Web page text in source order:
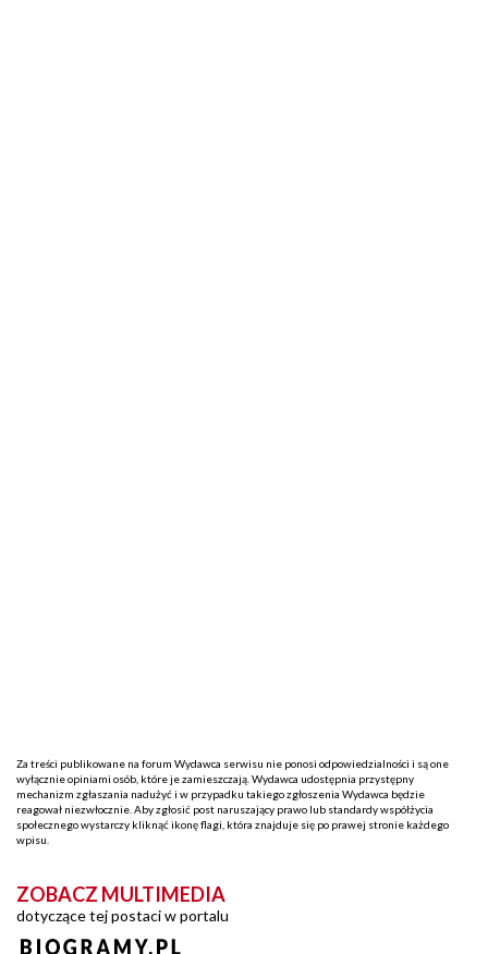
Za treści publikowane na forum Wydawca serwisu nie ponosi odpowiedzialności i są one
wyłącznie opiniami osób, które je zamieszczają. Wydawca udostępnia przystępny
mechanizm zgłaszania nadużyć i w przypadku takiego zgłoszenia Wydawca będzie
reagował niezwłocznie. Aby zgłosić post naruszający prawo lub standardy współżycia
społecznego wystarczy kliknąć ikonę flagi, która znajduje się po prawej stronie każdego
wpisu.
ZOBACZ MULTIMEDIA
dotyczące tej postaci w portalu